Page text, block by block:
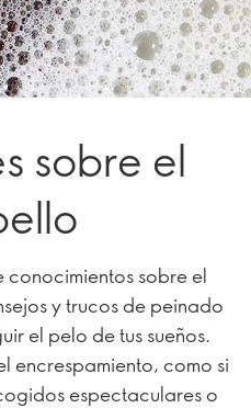
sobre el
conocimientos sobre el
y trucos de peinado
el pelo de tus sueños.
encrespamiento, como si
espectaculares o